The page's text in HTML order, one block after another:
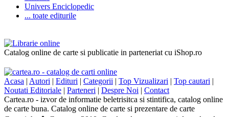
Univers Enciclopedic
... toate editurile
Catalog online de carte si publicatie in parteneriat cu iShop.ro
Acasa | Autori | Edituri | Categorii | Top Vizualizari | Top cautari |
Noutati Editoriale | Parteneri | Despre Noi | Contact
Cartea.ro - izvor de informatie beletrisitca si stintifica, catalog online
de carte buna. Catalog online de carte si prezentare de carte